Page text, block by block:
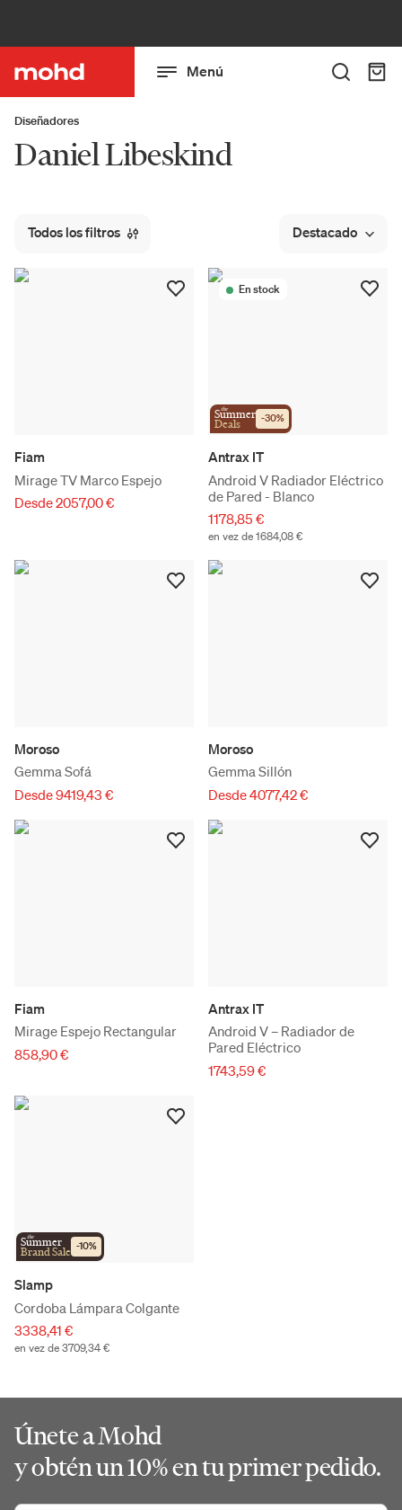
Menú
Diseñadores
Daniel Libeskind
Todos los filtros Destacado
Fiam
Mirage TV Marco Espejo
Desde 2057,00 €
En stock
the
Summer
Deals -30%
Antrax IT
Android V Radiador Eléctrico
de Pared - Blanco
1178,85 €
en vez de 1684,08 €
Moroso
Gemma Sofá
Desde 9419,43 €
Moroso
Gemma Sillón
Desde 4077,42 €
Fiam
Mirage Espejo Rectangular
858,90 €
Antrax IT
Android V – Radiador de
Pared Eléctrico
1743,59 €
the
Summer
Brand Sale -10%
Slamp
Cordoba Lámpara Colgante
3338,41 €
en vez de 3709,34 €
Únete a Mohd
y obtén un 10% en tu primer pedido.